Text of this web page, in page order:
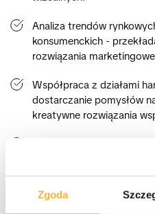
Zgoda
Analiza trendów
konsumenckich -
rozwiązania
Współpraca z działami
dostarczanie pomysłów
kreatywne rozwiązania
kreatywnej po strategię
optymalizację kampanii.